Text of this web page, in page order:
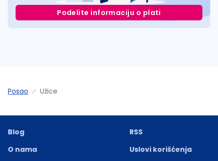
Podelite informaciju o plati
Posao Užice
Blog
O nama
RSS
Uslovi korišćenja